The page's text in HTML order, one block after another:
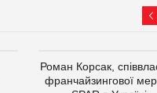
Роман Корсак,
франчайзингової